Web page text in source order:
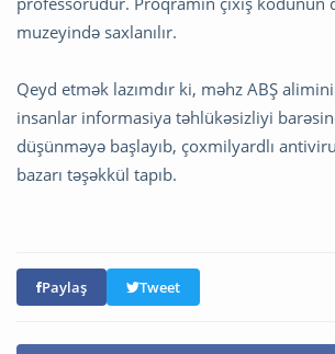
muzeyində saxlanılır.
Qeyd etmək lazımdır ki, məhz ABŞ
insanlar informasiya təhlükəsizliyi
düşünməyə başlayıb, çoxmilyardlı
bazarı təşəkkül tapıb.
Paylaş Tweet